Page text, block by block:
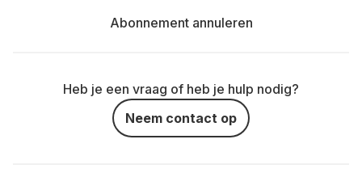
Abonnement annuleren
Heb je een vraag of heb je hulp nodig?
Neem contact op